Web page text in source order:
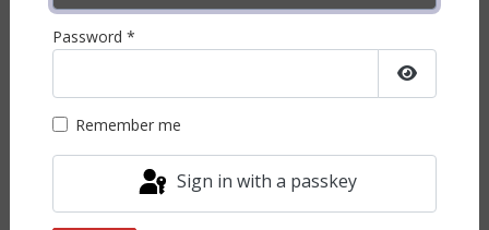
Password *
Show
Remember me
Sign in with a passkey